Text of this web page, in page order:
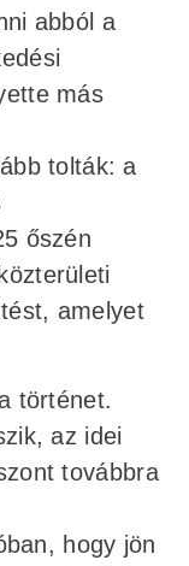
abból a
más
tolták: a
őszén
amelyet
történet.
az idei
továbbra
hogy jön